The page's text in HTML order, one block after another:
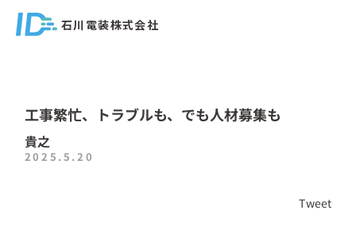
石川電装株式会社
工事繁忙、トラブルも、でも人材募集も
貴之
2025.5.20
Tweet